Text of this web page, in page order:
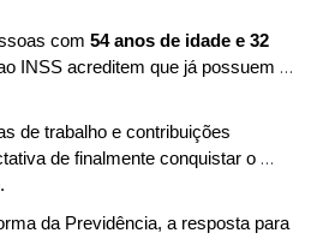
com 54 anos de idade e 32
INSS acreditem que já possuem
de trabalho e contribuições
de finalmente conquistar o
da Previdência, a resposta para